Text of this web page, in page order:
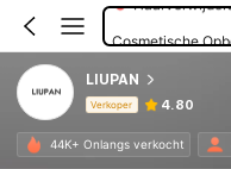
LIUPAN
Verkoper 4.80
44K+ Onlangs verkocht
Productinformatie: